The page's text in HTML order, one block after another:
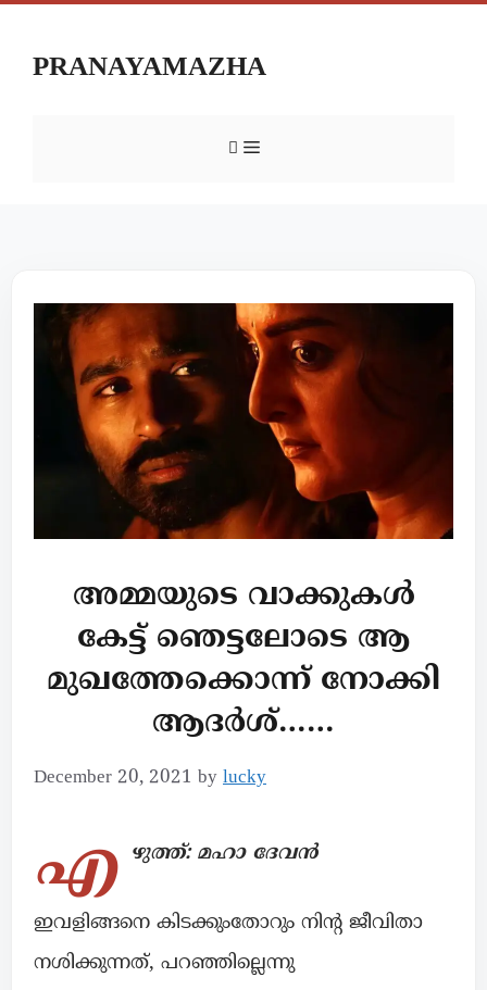
PRANAYAMAZHA
അമ്മയുടെ വാക്കുകൾ
കേട്ട് ഞെട്ടലോടെ ആ
മുഖത്തേക്കൊന്ന് നോക്കി
ആദർശ്……
December 20, 2021 by lucky
എ ഴുത്ത്: മഹാ ദേവൻ
ഇവളിങ്ങനെ കിടക്കുംതോറും നിന്റ ജീവിതാ
നശിക്കുന്നത്, പറഞ്ഞില്ലെന്നു